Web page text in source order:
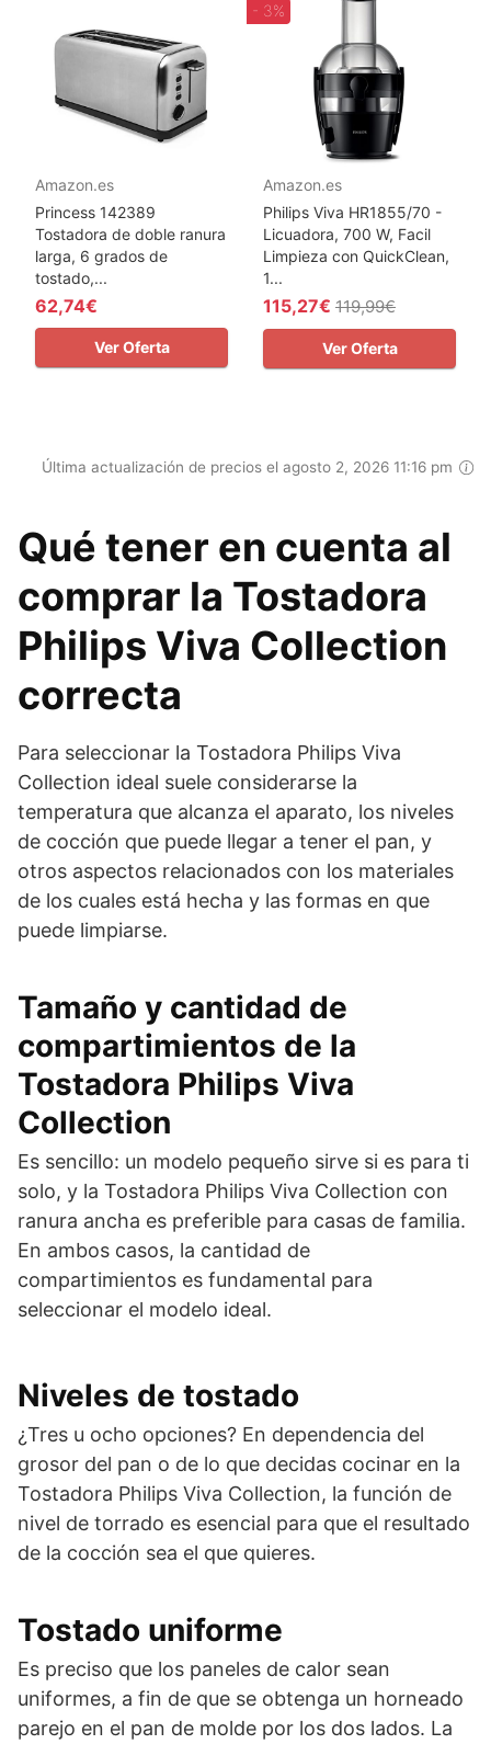
Amazon.es
Princess 142389
Tostadora de doble ranura
larga, 6 grados de
tostado,...
62,74€
Ver Oferta
- 3%
Amazon.es
Philips Viva HR1855/70 -
Licuadora, 700 W, Facil
Limpieza con QuickClean,
1...
115,27€ 119,99€
Ver Oferta
Última actualización de precios el agosto 2, 2026 11:16 pm
Qué tener en cuenta al
comprar la Tostadora
Philips Viva Collection
correcta
Para seleccionar la Tostadora Philips Viva
Collection ideal suele considerarse la
temperatura que alcanza el aparato, los niveles
de cocción que puede llegar a tener el pan, y
otros aspectos relacionados con los materiales
de los cuales está hecha y las formas en que
puede limpiarse.
Tamaño y cantidad de
compartimientos de la
Tostadora Philips Viva
Collection
Es sencillo: un modelo pequeño sirve si es para ti
solo, y la Tostadora Philips Viva Collection con
ranura ancha es preferible para casas de familia.
En ambos casos, la cantidad de
compartimientos es fundamental para
seleccionar el modelo ideal.
Niveles de tostado
¿Tres u ocho opciones? En dependencia del
grosor del pan o de lo que decidas cocinar en la
Tostadora Philips Viva Collection, la función de
nivel de torrado es esencial para que el resultado
de la cocción sea el que quieres.
Tostado uniforme
Es preciso que los paneles de calor sean
uniformes, a fin de que se obtenga un horneado
parejo en el pan de molde por los dos lados. La